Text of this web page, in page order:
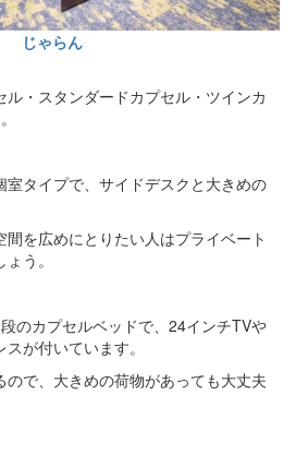
じゃらん
・スタンダードカプセル・ツインカ
室タイプで、サイドデスクと大きめの
を広めにとりたい人はプライベート
う。
のカプセルベッドで、24インチTVや
が付いています。
ので、大きめの荷物があっても大丈夫